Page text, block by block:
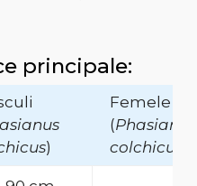
principale:
)
Femele
(Phasianus
colchicus